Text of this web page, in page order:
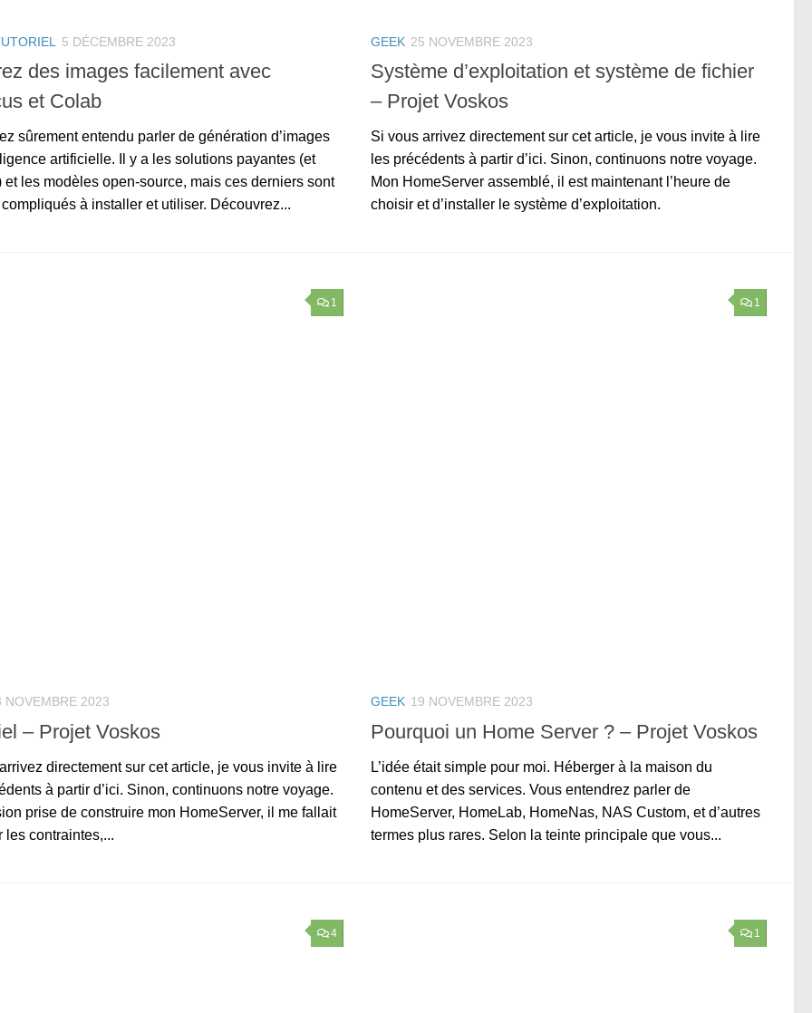
5 DÉCEMBRE 2023
des images facilement avec
et Colab
sûrement entendu parler de génération d’images
artificielle. Il y a les solutions payantes (et
et les modèles open-source, mais ces derniers sont
à installer et utiliser. Découvrez...
GEEK 25 NOVEMBRE 2023
Système d’exploitation et système de fichier
– Projet Voskos
Si vous arrivez directement sur cet article, je vous invite à lire
les précédents à partir d’ici. Sinon, continuons notre voyage.
Mon HomeServer assemblé, il est maintenant l’heure de
choisir et d’installer le système d’exploitation.
1
NOVEMBRE 2023
– Projet Voskos
directement sur cet article, je vous invite à lire
à partir d’ici. Sinon, continuons notre voyage.
prise de construire mon HomeServer, il me fallait
les contraintes,...
1
GEEK 19 NOVEMBRE 2023
Pourquoi un Home Server ? – Projet Voskos
L’idée était simple pour moi. Héberger à la maison du
contenu et des services. Vous entendrez parler de
HomeServer, HomeLab, HomeNas, NAS Custom, et d’autres
termes plus rares. Selon la teinte principale que vous...
4 1